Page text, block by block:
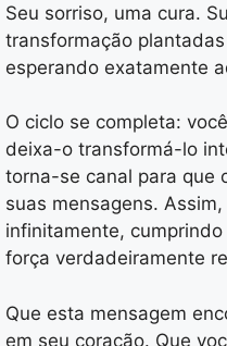
Seu sorriso, uma cura.
transformação
esperando exatamente
O ciclo se completa:
deixa-o transformá-lo
torna-se canal para que
suas mensagens.
infinitamente,
força verdadeiramente
Que esta mensagem
em seu coração. Que